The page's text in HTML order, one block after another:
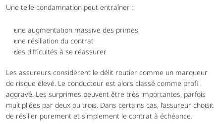
Une telle condamnation peut entraîner :
une augmentation massive des primes
une résiliation du contrat
des difficultés à se réassurer
Les assureurs considèrent le délit routier comme un marqueur
de risque élevé. Le conducteur est alors classé comme profil
aggravé. Les surprimes peuvent être très importantes, parfois
multipliées par deux ou trois. Dans certains cas, l’assureur choisit
de résilier purement et simplement le contrat à échéance.